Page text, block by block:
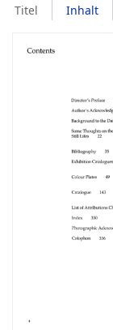
Titel Inhalt